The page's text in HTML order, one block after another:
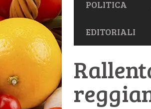
PRIMARIA
POLITICA
EDITORIALI